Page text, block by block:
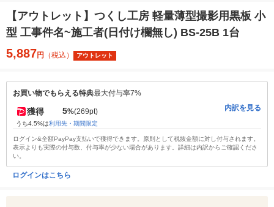
【アウトレット】つくし工房 軽量薄型撮影用黒板 小
型 工事件名~施工者(日付け欄無し) BS-25B 1台
5,887円 （税込） アウトレット
お買い物でもらえる特典最大付与率7%
獲得 5%(269pt)
うち4.5%は利用先・期間限定
内訳を見る
ログイン&全額PayPay支払いで獲得できます。原則として税抜金額に対し付与されます。
表示よりも実際の付与数、付与率が少ない場合があります。詳細は内訳からご確認くださ
い。
ログインはこちら